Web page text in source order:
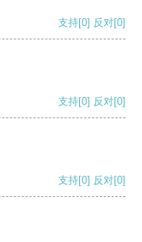
支持[0] 反对[0]
支持[0] 反对[0]
支持[0] 反对[0]